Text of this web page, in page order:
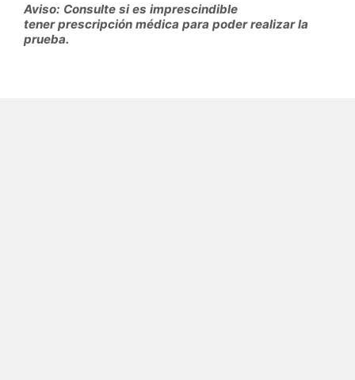
Aviso: Consulte si es imprescindible
tener prescripción médica para poder realizar la
prueba.